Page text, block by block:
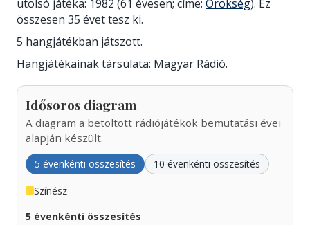
utolsó játéka: 1982 (61 évesen; címe: Örökség). Ez
összesen 35 évet tesz ki.
5 hangjátékban játszott.
Hangjátékainak társulata: Magyar Rádió.
Idősoros diagram
A diagram a betöltött rádiójátékok bemutatási évei
alapján készült.
5 évenkénti összesítés 10 évenkénti összesítés
Színész
5 évenkénti összesítés